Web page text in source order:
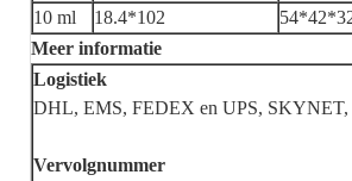
10 ml
18.4*102
Meer informatie
Logistiek
DHL, EMS, FEDEX en UPS, SKYNET,
Vervolgnummer